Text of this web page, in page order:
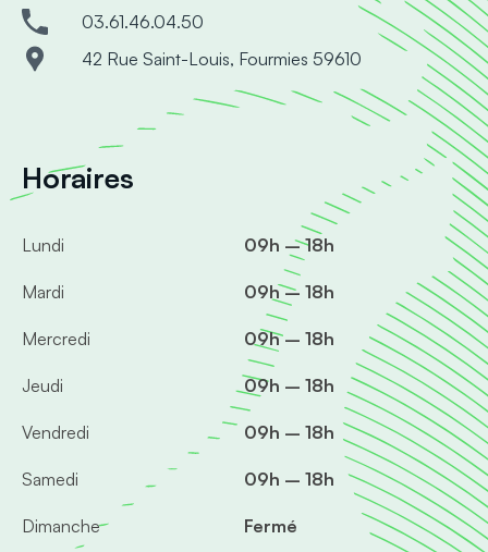
03.61.46.04.50
42 Rue Saint-Louis, Fourmies 59610
Horaires
Lundi 09h – 18h
Mardi 09h – 18h
Mercredi 09h – 18h
Jeudi 09h – 18h
Vendredi 09h – 18h
Samedi 09h – 18h
Dimanche Fermé